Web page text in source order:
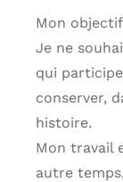
Mon
Je ne
qui
conserver,
histoire.
Mon travail
autre